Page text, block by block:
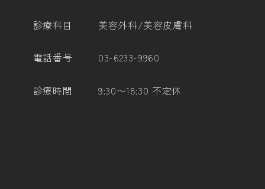
診療科目 美容外科/美容皮膚科
電話番号 03-6233-9960
診療時間 9:30〜18:30 不定休